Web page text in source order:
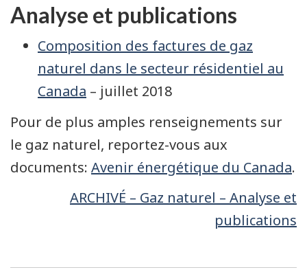
Analyse et publications
Composition des factures de gaz
naturel dans le secteur résidentiel au
Canada – juillet 2018
Pour de plus amples renseignements sur
le gaz naturel, reportez-vous aux
documents: Avenir énergétique du Canada.
ARCHIVÉ – Gaz naturel – Analyse et
publications